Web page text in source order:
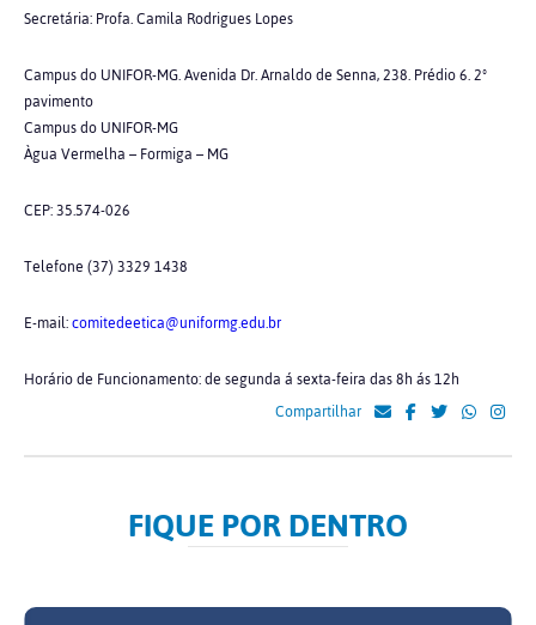
Secretária: Profa. Camila Rodrigues Lopes
Campus do UNIFOR-MG. Avenida Dr. Arnaldo de Senna, 238. Prédio 6. 2º
pavimento
Campus do UNIFOR-MG
Àgua Vermelha – Formiga – MG
CEP: 35.574-026
Telefone (37) 3329 1438
E-mail:comitedeetica@uniformg.edu.br
Horário de Funcionamento: de segunda á sexta-feira das 8h ás 12h
Compartilhar
FIQUE POR DENTRO